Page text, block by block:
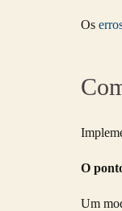
Os
O
Um